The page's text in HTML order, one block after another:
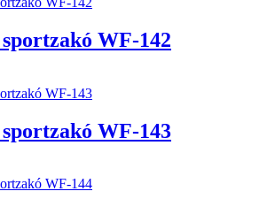
sportzakó WF-142
sportzakó WF-143